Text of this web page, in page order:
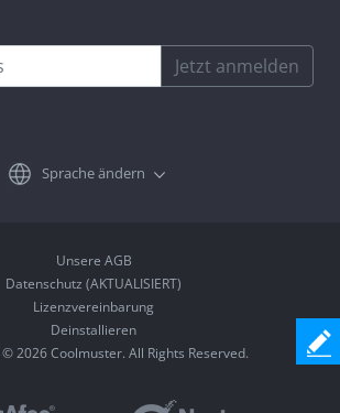
Jetzt anmelden
Sprache ändern
Unsere AGB
Datenschutz (AKTUALISIERT)
Lizenzvereinbarung
Deinstallieren
2026 Coolmuster. All Rights Reserved.